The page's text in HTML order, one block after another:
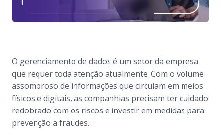
O gerenciamento de dados é um setor da empresa
que requer toda atenção atualmente. Com o volume
assombroso de informações que circulam em meios
físicos e digitais, as companhias precisam ter cuidado
redobrado com os riscos e investir em medidas para
prevenção a fraudes.